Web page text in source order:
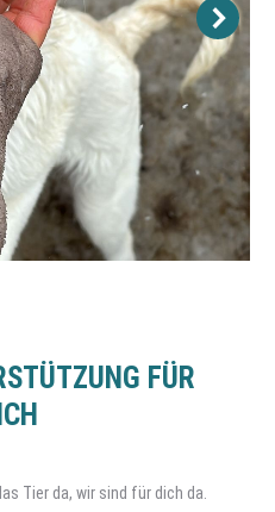
FÜR
Tier da, wir sind für dich da.